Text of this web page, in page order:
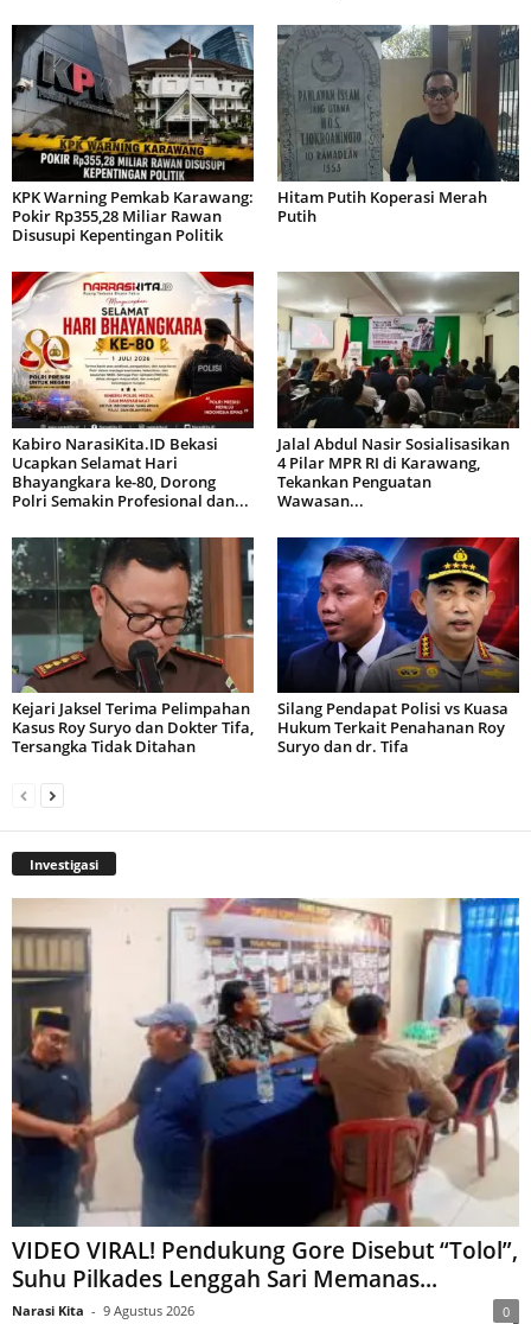
KPK Warning Pemkab Karawang:
Pokir Rp355,28 Miliar Rawan
Disusupi Kepentingan Politik
Hitam Putih Koperasi Merah
Putih
Kabiro NarasiKita.ID Bekasi
Ucapkan Selamat Hari
Bhayangkara ke-80, Dorong
Polri Semakin Profesional dan...
Jalal Abdul Nasir Sosialisasikan
4 Pilar MPR RI di Karawang,
Tekankan Penguatan
Wawasan...
Kejari Jaksel Terima Pelimpahan
Kasus Roy Suryo dan Dokter Tifa,
Tersangka Tidak Ditahan
Silang Pendapat Polisi vs Kuasa
Hukum Terkait Penahanan Roy
Suryo dan dr. Tifa
Investigasi
VIDEO VIRAL! Pendukung Gore Disebut “Tolol”,
Suhu Pilkades Lenggah Sari Memanas...
Narasi Kita - 9 Agustus 2026 0